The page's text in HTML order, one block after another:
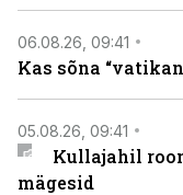
06.08.26, 09:41
Kas sõna
05.08.26, 09:41
Kullajahil
mägesid